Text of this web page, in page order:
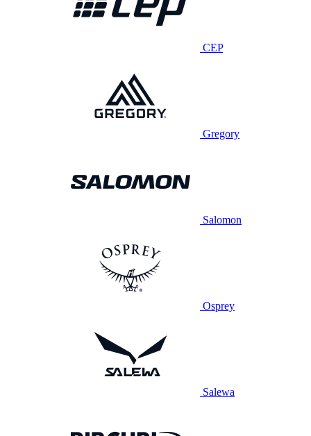
CEP
Gregory
Salomon
Osprey
Salewa